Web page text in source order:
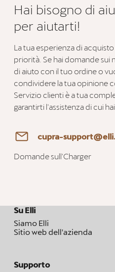
Hai bisogno di
per aiutarti!
La tua esperienza di
priorità. Se hai domande
di aiuto con il tuo ordine o
condividere la tua opinione
Servizio clienti è a tua
garantirti l'assistenza di cui
cupra-
Domande sull'Charger
Su Elli
Siamo Elli
Sitio web dell'azienda
Supporto